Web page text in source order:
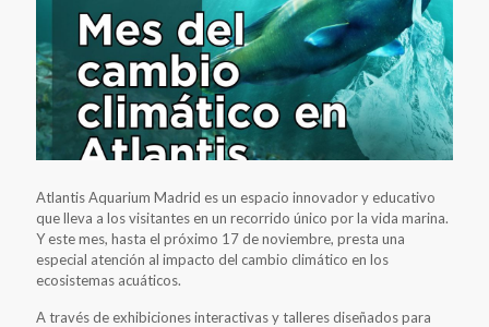
Atlantis Aquarium Madrid es un espacio innovador y educativo
que lleva a los visitantes en un recorrido único por la vida marina.
Y este mes, hasta el próximo 17 de noviembre, presta una
especial atención al impacto del cambio climático en los
ecosistemas acuáticos.
A través de exhibiciones interactivas y talleres diseñados para